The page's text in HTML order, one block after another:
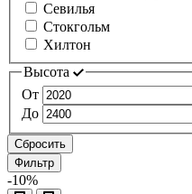
Севилья
Стокгольм
Хилтон
Высота
От
До
Сбросить
Фильтр
-10%